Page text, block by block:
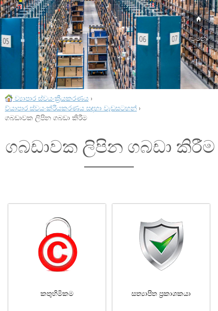
මෙනු
ව්‍යාපාර ස්වයංක්‍රීයකරණය ›
ව්යාපාර ස්වයංක්රීයකරණය සඳහා වැඩසටහන් ›
ගබඩාවක ලිපින ගබඩා කිරීම
ගබඩාවක ලිපින ගබඩා කිරීම
කතුහිමිකම සත්‍යාපිත ප්‍රකාශකයා